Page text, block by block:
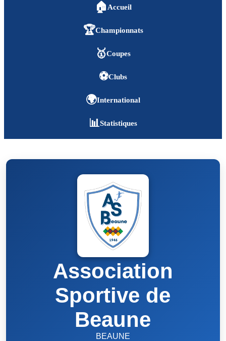
🏠 Accueil
🏆Championnats
🥇Coupes
⚽Clubs
🌍International
📊Statistiques
Association
Sportive de
Beaune
BEAUNE